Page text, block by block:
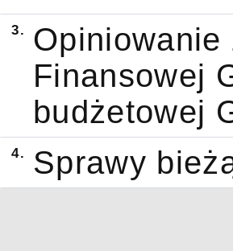
3.
Finansowej
budżetowej
4. Sprawy